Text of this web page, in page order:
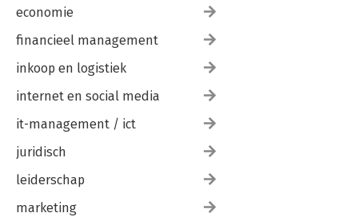
economie
financieel management
inkoop en logistiek
internet en social media
it-management / ict
juridisch
leiderschap
marketing